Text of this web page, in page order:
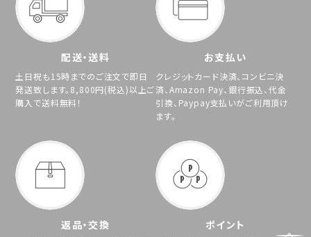
配送・送料
土日祝も15時までのご注文で即日
発送致します。8,800円(税込)以上ご
購入で送料無料！
お支払い
クレジットカード決済、コンビニ決
済、Amazon Pay、銀行振込、代金
引換、Paypay支払いがご利用頂け
ます。
返品・交換 ポイント